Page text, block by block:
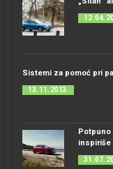
12. 04.
Sistemi za pomoć pri
13. 11. 2013.
Potpuno
inspiriše
31. 07.